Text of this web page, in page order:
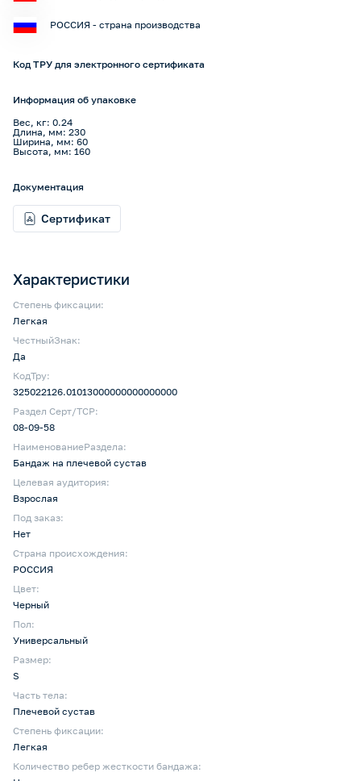
Характеристики
Степень фиксации:
Легкая
ЧестныйЗнак:
Да
КодТру:
325022126.01013000000000000000
Раздел Серт/ТСР:
08-09-58
НаименованиеРаздела:
Бандаж на плечевой сустав
Целевая аудитория:
Взрослая
Под заказ:
Нет
Страна происхождения:
РОССИЯ
Цвет:
Черный
Пол:
Универсальный
Размер:
S
Часть тела:
Плечевой сустав
Степень фиксации:
Легкая
Количество ребер жесткости бандажа:
РОССИЯ - страна производства
Код ТРУ для электронного сертификата
Информация об упаковке
Вес, кг: 0.24
Длина, мм: 230
Ширина, мм: 60
Высота, мм: 160
Документация
Сертификат